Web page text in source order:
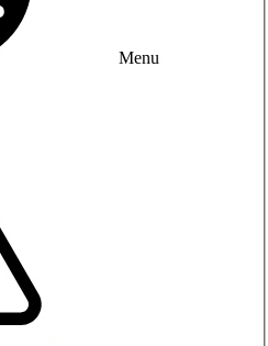
Menu